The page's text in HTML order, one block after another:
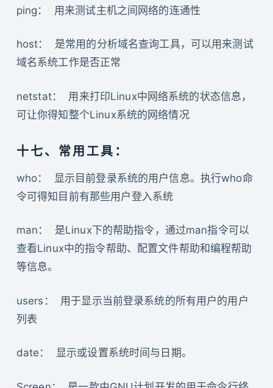
ping： 用来测试主机之间网络的连通性
host： 是常用的分析域名查询工具，可以用来测试
域名系统工作是否正常
netstat： 用来打印Linux中网络系统的状态信息，
可让你得知整个Linux系统的网络情况
十七、常用工具：
who： 显示目前登录系统的用户信息。执行who命
令可得知目前有那些用户登入系统
man： 是Linux下的帮助指令，通过man指令可以
查看Linux中的指令帮助、配置文件帮助和编程帮助
等信息。
users： 用于显示当前登录系统的所有用户的用户
列表
date： 显示或设置系统时间与日期。